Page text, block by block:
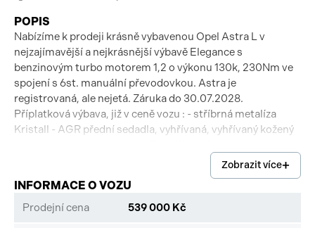
POPIS
Nabízíme k prodeji krásně vybavenou Opel Astra L v
nejzajímavější a nejkrásnější výbavě Elegance s
benzinovým turbo motorem 1,2 o výkonu 130k, 230Nm ve
spojení s 6st. manuální převodovkou. Astra je
registrovaná, ale nejetá. Záruka do 30.07.2028.
Příplatková výbava, již v ceně vozu : - stříbrná metalíza
Kristall - AGR přední sedadla, vyhřívaná, vyhřívaný kožený
prohlídky kontaktujte prosím náš prodejní tým.Zobrazit více
INFORMACE O VOZU
Prodejní cena 539 000 Kč